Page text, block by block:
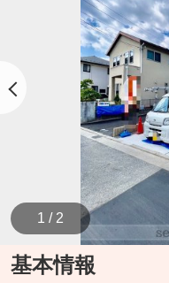
1 / 2
基本情報